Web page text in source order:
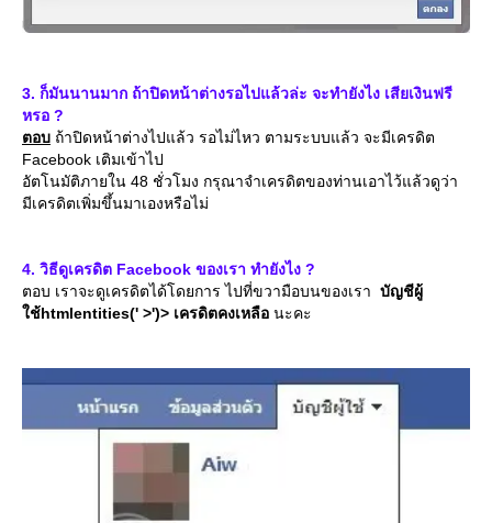
3. ก็มันนานมาก ถ้าปิดหน้าต่างรอไปแล้วล่ะ จะทำยังไง เสียเงินฟรี
หรอ ?
ตอบ ถ้าปิดหน้าต่างไปแล้ว รอไม่ไหว ตามระบบแล้ว จะมีเครดิต
Facebook เติมเข้าไป
อัตโนมัติภายใน 48 ชั่วโมง กรุณาจำเครดิตของท่านเอาไว้แล้วดูว่า
มีเครดิตเพิ่มขึ้นมาเองหรือไม่
4. วิธีดูเครดิต Facebook ของเรา ทำยังไง ?
ตอบ เราจะดูเครดิตได้โดยการ ไปที่ขวามือบนของเรา บัญชีผู้
ช้htmlentities(' >')> เครดิตคงเหลือ นะคะ